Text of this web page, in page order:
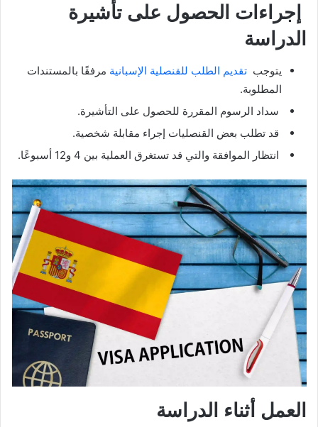
إجراءات الحصول على تأشيرة
الدراسة
يتوجب تقديم الطلب للقنصلية الإسبانية مرفقًا بالمستندات
المطلوبة.
سداد الرسوم المقررة للحصول على التأشيرة.
قد تطلب بعض القنصليات إجراء مقابلة شخصية.
انتظار الموافقة والتي قد تستغرق العملية بين 4 و12 أسبوعًا.
العمل أثناء الدراسة